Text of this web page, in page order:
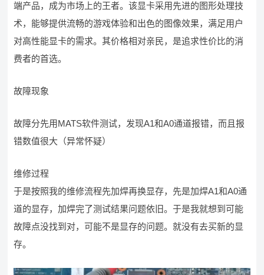
端产品，成为市场上的王者。该显卡采用先进的图形处理技
术，能够提供流畅的游戏体验和出色的图像效果，满足用户
对高性能显卡的需求。其价格相对亲民，是追求性价比的消
费者的首选。
故障现象
故障分先用MATS软件测试，发现A1和A0通道报错，而且报
错数值很大（异常怀疑）
维修过程
于是按照我的维修流程先加焊再换显存，先是加焊A1和A0通
道的显存，加焊完了测试结果问题依旧。于是我就想到可能
故障点没找到对，可能不是显存的问题。就没有去买新的显
存。